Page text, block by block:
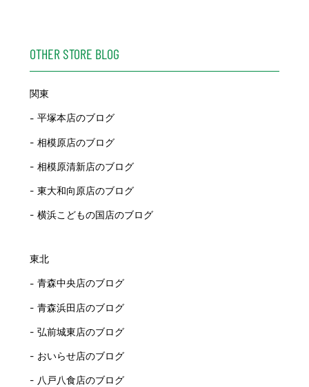
OTHER STORE BLOG
関東
平塚本店のブログ
相模原店のブログ
相模原清新店のブログ
東大和向原店のブログ
横浜こどもの国店のブログ
東北
青森中央店のブログ
青森浜田店のブログ
弘前城東店のブログ
おいらせ店のブログ
八戸八食店のブログ